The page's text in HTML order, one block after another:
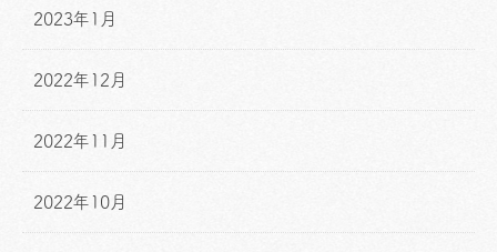
2023年1月
2022年12月
2022年11月
2022年10月